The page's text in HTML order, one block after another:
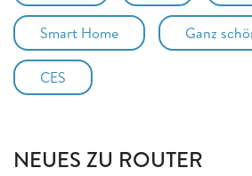
Smart Home Ganz
CES
NEUES ZU ROUTER